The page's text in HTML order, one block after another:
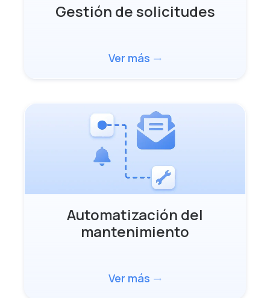
Gestión de solicitudes
Ver más trending_flat
Automatización del
mantenimiento
Ver más trending_flat